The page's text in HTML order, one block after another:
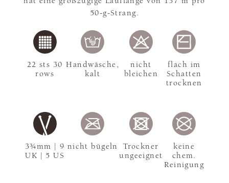
50-g-Strang.
3¾mm | 9
UK | 5 US
22 sts 30
rows
Handwäsche,
kalt
nicht
bleichen
flach im
Schatten
trocknen
nicht bügeln
Trockner
ungeeignet
keine
chem.
Reinigung